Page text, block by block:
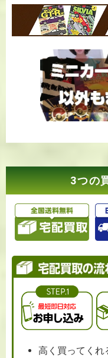
3つの
高く買ってくれ